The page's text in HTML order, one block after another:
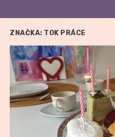
ZNAČKA: TOK PRÁCE